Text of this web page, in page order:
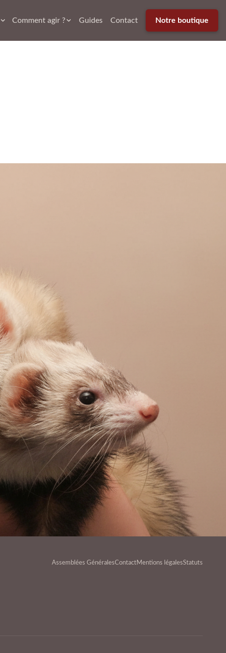
Comment agir ? Guides Contact Notre boutique
Assemblées GénéralesContactMentions légalesStatuts